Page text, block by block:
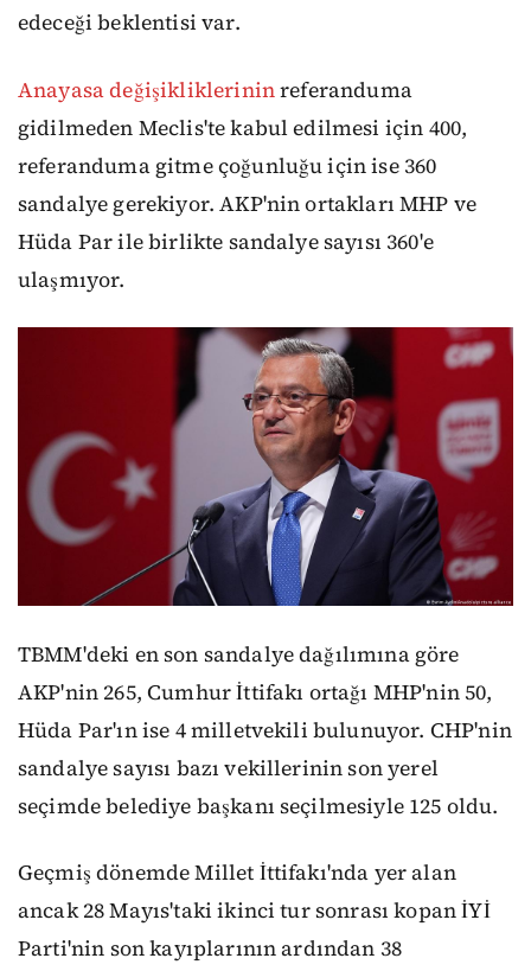
edeceği beklentisi var.
Anayasa değişikliklerininreferanduma
gidilmeden Meclis'te kabul edilmesi için 400,
referanduma gitme çoğunluğu için ise 360
sandalye gerekiyor. AKP'nin ortakları MHP ve
Hüda Par ile birlikte sandalye sayısı 360'e
ulaşmıyor.
TBMM'deki en son sandalye dağılımına göre
AKP'nin 265, Cumhur İttifakı ortağı MHP'nin 50,
Hüda Par'ın ise 4 milletvekili bulunuyor. CHP'nin
sandalye sayısı bazı vekillerinin son yerel
seçimde belediye başkanı seçilmesiyle 125 oldu.
Geçmiş dönemde Millet İttifakı'nda yer alan
ancak 28 Mayıs'taki ikinci tur sonrası kopan İYİ
Parti'nin son kayıplarının ardından 38